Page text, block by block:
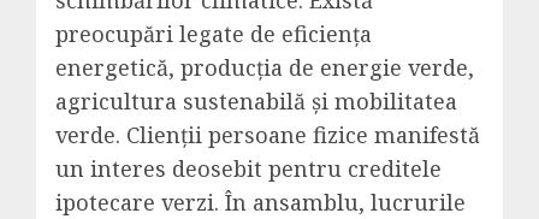
preocupări legate de eficiența
energetică, producția de energie verde,
agricultura sustenabilă și mobilitatea
verde. Clienții persoane fizice manifestă
un interes deosebit pentru creditele
ipotecare verzi. În ansamblu, lucrurile